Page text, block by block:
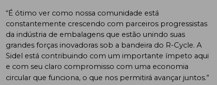
“É ótimo ver como nossa comunidade está
constantemente crescendo com parceiros progressistas
da indústria de embalagens que estão unindo suas
grandes forças inovadoras sob a bandeira do R-Cycle. A
Sidel está contribuindo com um importante ímpeto aqui
e com seu claro compromisso com uma economia
circular que funciona, o que nos permitirá avançar juntos.”